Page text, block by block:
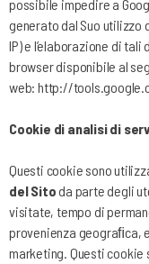
possibile impedire a
generato dal Suo utilizzo
IP) e l’elaborazione di
browser disponibile al
web: http://
Cookie di analisi di
Questi cookie sono
del Sitoda parte degli
visitate, tempo di
provenienza geograﬁca,
marketing. Questi